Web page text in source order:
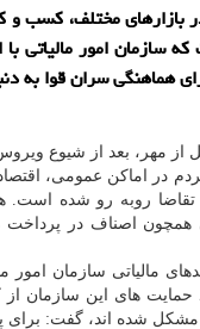
مختلف، كسب و
سازمان امور مالیاتی
هماهنگی سران قوا به
از مهر، بعد از شیوع
در اماكن عمومی،
روبه رو شده است.
همچون اصناف در پرداخت
مالیاتی سازمان امور
حمایت های این سازمان
شده اند، گفت: برای